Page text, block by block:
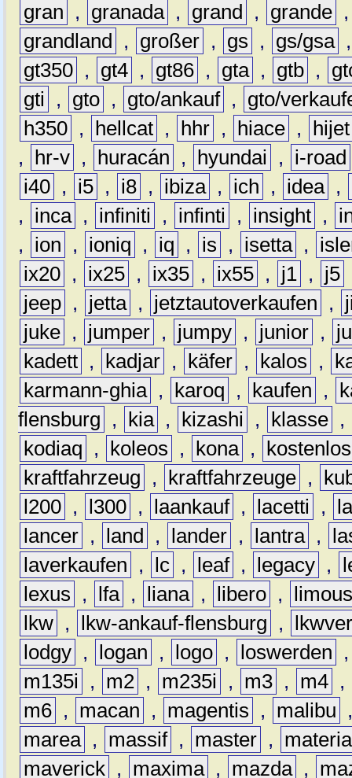
gran
, granada , grand , grande
grandland
, großer , gs , gs/gsa
gt350 , gt4 , gt86 , gta , gtb ,
gti
, gto , gto/ankauf ,
gto/
h350 , hellcat , hhr , hiace ,
hijet
,
hr-v , huracán , hyundai ,
i-road
i40 , i5 , i8 , ibiza , ich , idea ,
,
inca , infiniti , infinti , insight ,
,
ion , ioniq , iq , is , isetta ,
ix20 , ix25 , ix35 , ix55 , j1 , j5
jeep , jetta , jetztautoverkaufen ,
juke , jumper , jumpy , junior ,
kadett , kadjar , käfer , kalos ,
karmann-ghia , karoq , kaufen ,
flensburg
, kia , kizashi , klasse ,
kodiaq
, koleos , kona ,
kostenlos
kraftfahrzeug
, kraftfahrzeuge ,
l200 , l300 , laankauf , lacetti ,
lancer , land , lander , lantra ,
laverkaufen
, lc , leaf , legacy ,
lexus
, lfa , liana , libero ,
lkw , lkw-ankauf-flensburg ,
lodgy , logan , logo , loswerden
m135i
, m2 , m235i , m3 , m4 ,
m6 , macan , magentis , malibu
marea , massif , master ,
materia
maverick , maxima , mazda ,